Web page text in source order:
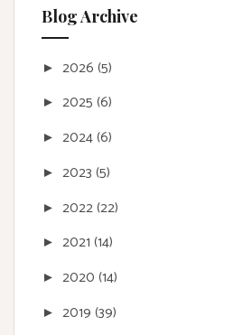
Blog Archive
► 2026 (5)
► 2025 (6)
► 2024(6)
► 2023 (5)
► 2022(22)
► 2021 (14)
► 2020 (14)
► 2019 (39)